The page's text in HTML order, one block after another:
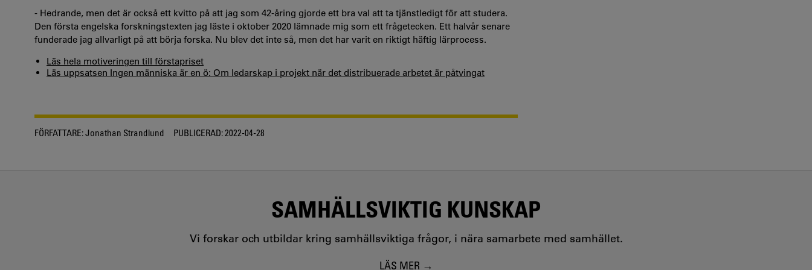
- Hedrande, men det är också ett kvitto på att jag som 42-åring gjorde ett bra val att ta tjänstledigt för att studera.
Den första engelska forskningstexten jag läste i oktober 2020 lämnade mig som ett frågetecken. Ett halvår senare
funderade jag allvarligt på att börja forska. Nu blev det inte så, men det har varit en riktigt häftig lärprocess.
Läs hela motiveringen till förstapriset
Läs uppsatsen Ingen människa är en ö: Om ledarskap i projekt när det distribuerade arbetet är påtvingat
FÖRFATTARE:Jonathan Strandlund PUBLICERAD:2022-04-28
SAMHÄLLSVIKTIG KUNSKAP
Vi forskar och utbildar kring samhällsviktiga frågor, i nära samarbete med samhället.
LÄS MER